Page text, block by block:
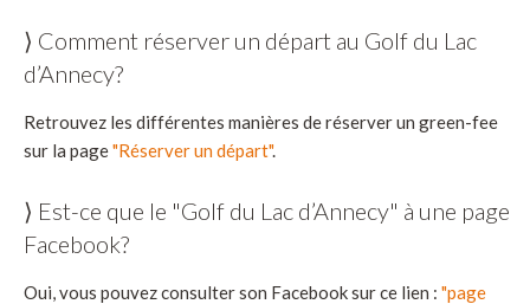
⟩ Comment réserver un départ au Golf du Lac
d’Annecy?
Retrouvez les différentes manières de réserver un green-fee
sur la page"Réserver un départ".
⟩ Est-ce que le "Golf du Lac d’Annecy" à une page
Facebook?
Oui, vous pouvez consulter son Facebook sur ce lien : "page